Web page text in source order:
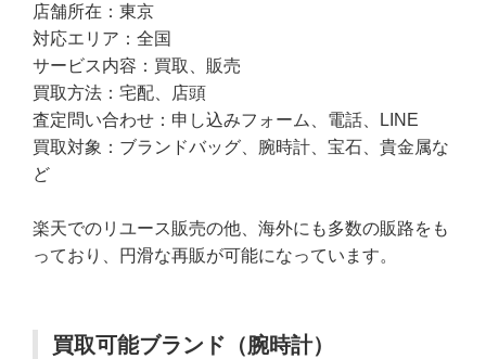
店舗所在：東京
対応エリア：全国
サービス内容：買取、販売
買取方法：宅配、店頭
査定問い合わせ：申し込みフォーム、電話、LINE
買取対象：ブランドバッグ、腕時計、宝石、貴金属な
ど
楽天でのリユース販売の他、海外にも多数の販路をも
っており、円滑な再販が可能になっています。
買取可能ブランド（腕時計）